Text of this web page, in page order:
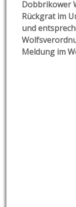
Dobbrikower
Rückgrat im
und
Meldung im